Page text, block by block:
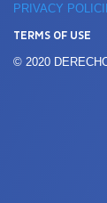
PRIVACY
TERMS OF USE
© 2020